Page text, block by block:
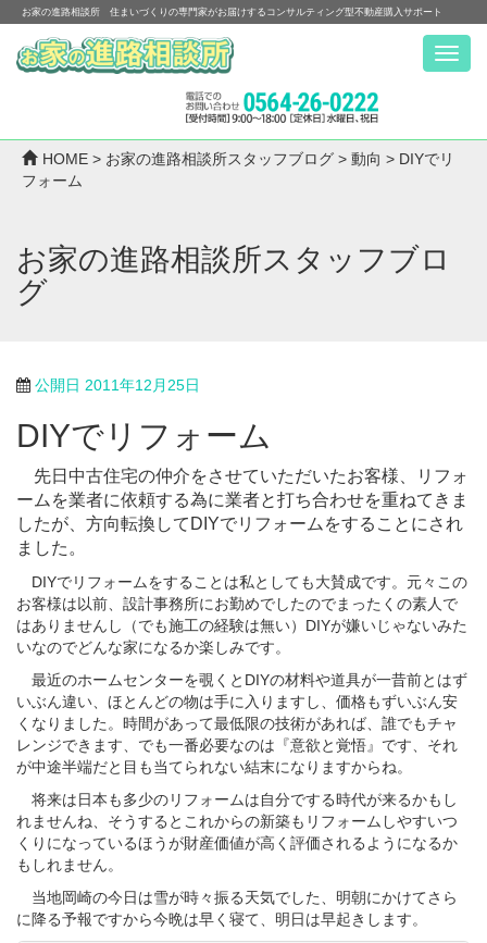
お家の進路相談所 住まいづくりの専門家がお届けするコンサルティング型不動産購入サポート
Menu
HOME > お家の進路相談所スタッフブログ > 動向 > DIYでリ
フォーム
お家の進路相談所スタッフブロ
グ
公開日 2011年12月25日
DIYでリフォーム
先日中古住宅の仲介をさせていただいたお客様、リフォ
ームを業者に依頼する為に業者と打ち合わせを重ねてきま
したが、方向転換してDIYでリフォームをすることにされ
ました。
DIYでリフォームをすることは私としても大賛成です。元々この
お客様は以前、設計事務所にお勤めでしたのでまったくの素人で
はありませんし（でも施工の経験は無い）DIYが嫌いじゃないみた
いなのでどんな家になるか楽しみです。
最近のホームセンターを覗くとDIYの材料や道具が一昔前とはず
いぶん違い、ほとんどの物は手に入りますし、価格もずいぶん安
くなりました。時間があって最低限の技術があれば、誰でもチャ
レンジできます、でも一番必要なのは『意欲と覚悟』です、それ
が中途半端だと目も当てられない結末になりますからね。
将来は日本も多少のリフォームは自分でする時代が来るかもし
れませんね、そうするとこれからの新築もリフォームしやすいつ
くりになっているほうが財産価値が高く評価されるようになるか
もしれません。
当地岡崎の今日は雪が時々振る天気でした、明朝にかけてさら
に降る予報ですから今晩は早く寝て、明日は早起きします。